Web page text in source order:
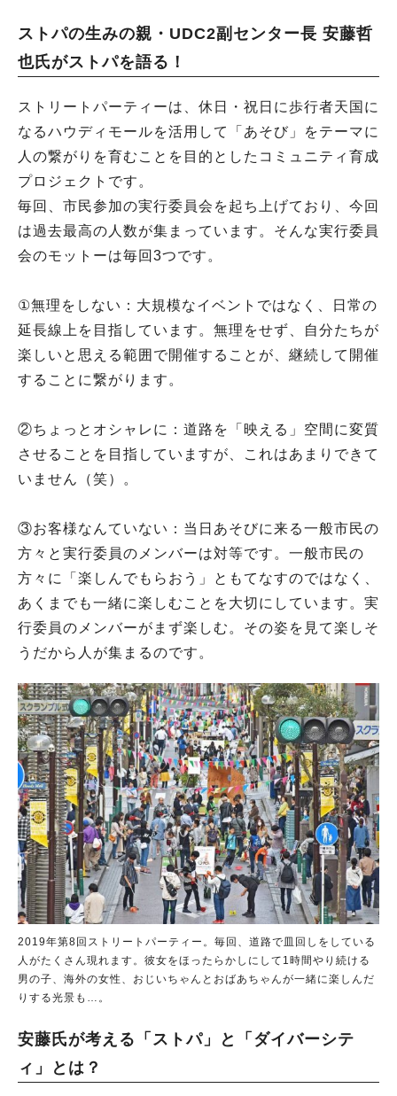
ストパの生みの親・UDC2副センター長 安藤哲
也氏がストパを語る！
ストリートパーティーは、休日・祝日に歩行者天国に
なるハウディモールを活用して「あそび」をテーマに
人の繋がりを育むことを目的としたコミュニティ育成
プロジェクトです。
毎回、市民参加の実行委員会を起ち上げており、今回
は過去最高の人数が集まっています。そんな実行委員
会のモットーは毎回3つです。
①無理をしない：大規模なイベントではなく、日常の
延長線上を目指しています。無理をせず、自分たちが
楽しいと思える範囲で開催することが、継続して開催
することに繋がります。
②ちょっとオシャレに：道路を「映える」空間に変質
させることを目指していますが、これはあまりできて
いません（笑）。
③お客様なんていない：当日あそびに来る一般市民の
方々と実行委員のメンバーは対等です。一般市民の
方々に「楽しんでもらおう」ともてなすのではなく、
あくまでも一緒に楽しむことを大切にしています。実
行委員のメンバーがまず楽しむ。その姿を見て楽しそ
うだから人が集まるのです。
2019年第8回ストリートパーティー。毎回、道路で皿回しをしている
人がたくさん現れます。彼女をほったらかしにして1時間やり続ける
男の子、海外の女性、おじいちゃんとおばあちゃんが一緒に楽しんだ
りする光景も…。
安藤氏が考える「ストパ」と「ダイバーシテ
ィ」とは？
#ラーメン#ショッピング #カフェ #スイーツ #パン #カレー#柏駅
#教えたい/こんなの見つけた